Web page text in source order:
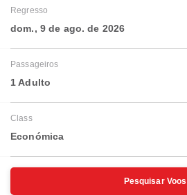
Regresso
dom., 9 de ago. de 2026
Passageiros
1 Adulto
Class
Económica
Pesquisar Voos